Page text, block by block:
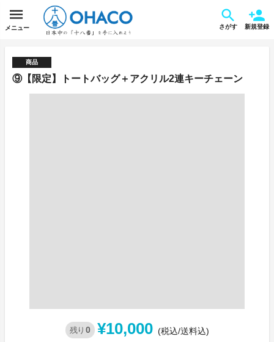
メニュー さがす 新規登録
商品
⑨【限定】トートバッグ＋アクリル2連キーチェーン
残り 0 ¥10,000 (税込/送料込)